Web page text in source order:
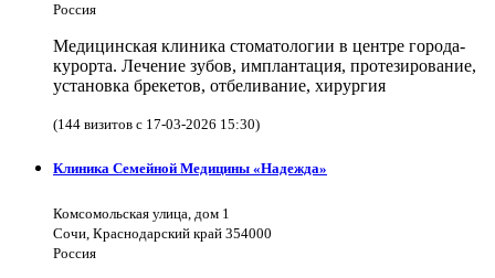
Россия
Медицинская клиника стоматологии в центре города-
курорта. Лечение зубов, имплантация, протезирование,
установка брекетов, отбеливание, хирургия
(144 визитов с 17-03-2026 15:30)
Клиника Семейной Медицины «Надежда»
Комсомольская улица, дом 1
Сочи, Краснодарский край 354000
Россия